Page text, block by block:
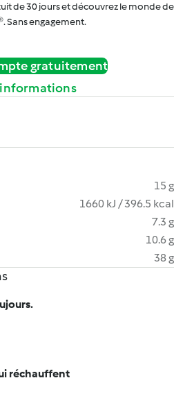
de 30 jours et découvrez le monde de
Sans engagement.
gratuitement
15 g
1660 kJ / 396.5 kcal
7.3 g
10.6 g
38 g
réchauffent